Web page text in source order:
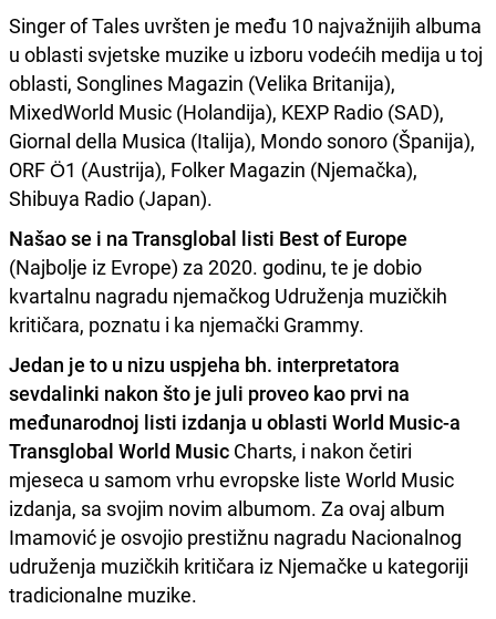
Singer of Tales uvršten je među 10 najvažnijih albuma
u oblasti svjetske muzike u izboru vodećih medija u toj
oblasti, Songlines Magazin (Velika Britanija),
MixedWorld Music (Holandija), KEXP Radio (SAD),
Giornal della Musica (Italija), Mondo sonoro (Španija),
ORF Ö1 (Austrija), Folker Magazin (Njemačka),
Shibuya Radio (Japan).
Našao se i na Transglobal listi Best of Europe
(Najbolje iz Evrope) za 2020. godinu, te je dobio
kvartalnu nagradu njemačkog Udruženja muzičkih
kritičara, poznatu i ka njemački Grammy.
Jedan je to u nizu uspjeha bh. interpretatora
sevdalinki nakon što je juli proveo kao prvi na
međunarodnoj listi izdanja u oblasti World Music-a
Transglobal World Music Charts, i nakon četiri
mjeseca u samom vrhu evropske liste World Music
izdanja, sa svojim novim albumom. Za ovaj album
Imamović je osvojio prestižnu nagradu Nacionalnog
udruženja muzičkih kritičara iz Njemačke u kategoriji
tradicionalne muzike.